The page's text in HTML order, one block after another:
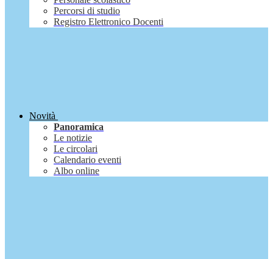
Percorsi di studio
Registro Elettronico Docenti
Novità
Panoramica
Le notizie
Le circolari
Calendario eventi
Albo online